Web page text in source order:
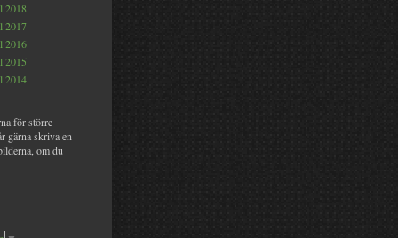
2018
2017
2016
2015
2014
för större
gärna skriva en
om du